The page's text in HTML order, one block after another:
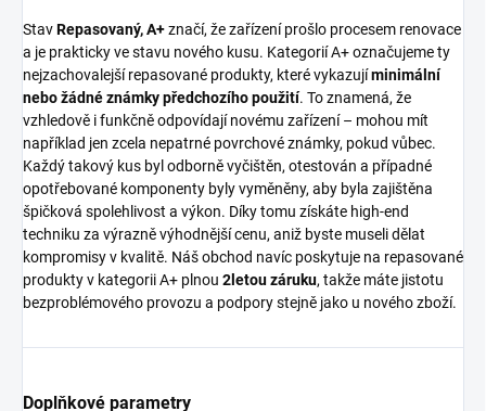
StavRepasovaný, A+značí, že zařízení prošlo procesem renovace
a je prakticky ve stavu nového kusu. Kategorií A+ označujeme ty
nejzachovalejší repasované produkty, které vykazujíminimální
nebo žádné známky předchozího použití. To znamená, že
vzhledově i funkčně odpovídají novému zařízení – mohou mít
například jen zcela nepatrné povrchové známky, pokud vůbec.
Každý takový kus byl odborně vyčištěn, otestován a případné
opotřebované komponenty byly vyměněny, aby byla zajištěna
špičková spolehlivost a výkon. Díky tomu získáte high-end
techniku za výrazně výhodnější cenu, aniž byste museli dělat
kompromisy v kvalitě. Náš obchod navíc poskytuje na repasované
produkty v kategorii A+ plnou 2letou záruku, takže máte jistotu
bezproblémového provozu a podpory stejně jako u nového zboží.
Doplňkové parametry